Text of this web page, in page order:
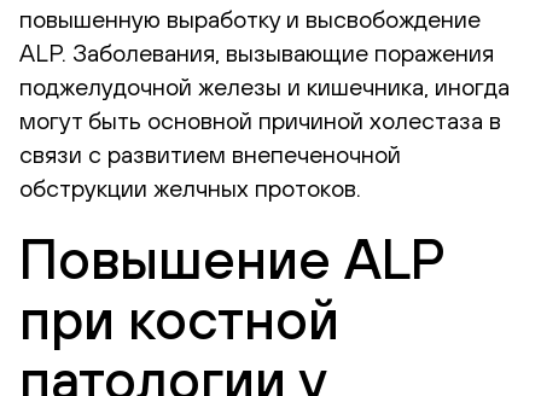
повышенную выработку и высвобождение
ALP. Заболевания, вызывающие поражения
поджелудочной железы и кишечника, иногда
могут быть основной причиной холестаза в
связи с развитием внепеченочной
обструкции желчных протоков.
Повышение ALP
при костной
патологии у